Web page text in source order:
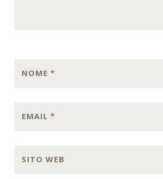
NOME *
EMAIL *
SITO WEB